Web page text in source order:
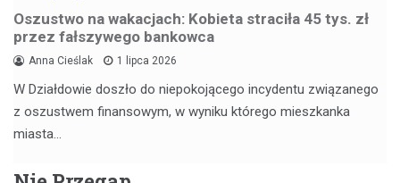
Oszustwo na wakacjach: Kobieta straciła 45 tys. zł
przez fałszywego bankowca
Anna Cieślak 1 lipca 2026
W Działdowie doszło do niepokojącego incydentu związanego
z oszustwem finansowym, w wyniku którego mieszkanka
miasta…